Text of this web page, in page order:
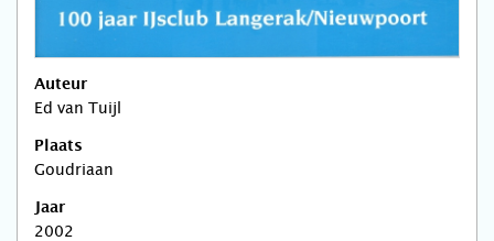
Auteur
Ed van Tuijl
Plaats
Goudriaan
Jaar
2002